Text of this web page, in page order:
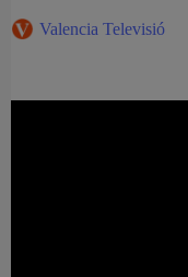
Valencia Televisió